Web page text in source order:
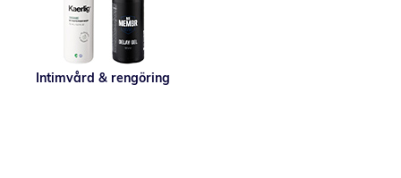
Intimvård & rengöring